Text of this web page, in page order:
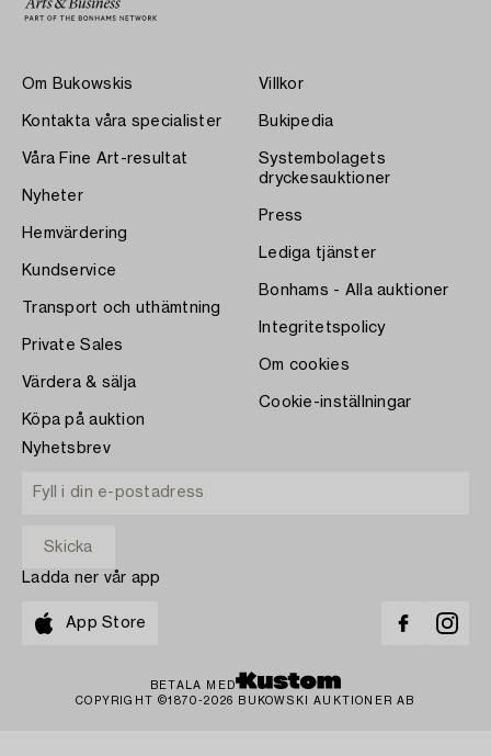
Om Bukowskis
Kontakta våra specialister
Våra Fine Art-resultat
Nyheter
Hemvärdering
Kundservice
Transport och uthämtning
Private Sales
Värdera & sälja
Köpa på auktion
Villkor
Bukipedia
Systembolagets
dryckesauktioner
Press
Lediga tjänster
Bonhams - Alla auktioner
Integritetspolicy
Om cookies
Cookie-inställningar
Nyhetsbrev
Ladda ner vår app
App Store
BETALA MED
COPYRIGHT ©1870-2026 BUKOWSKI AUKTIONER AB